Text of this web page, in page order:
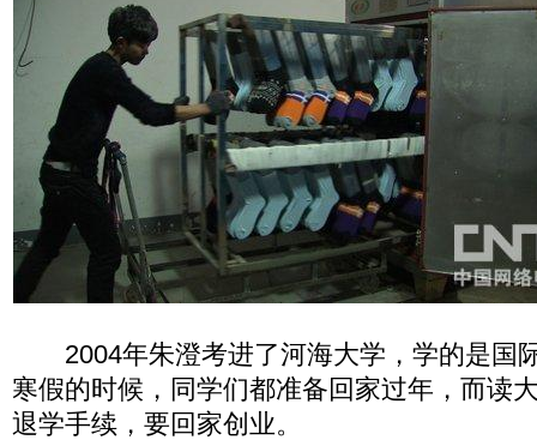
2004年朱澄考进了河海大学，学的是国
寒假的时候，同学们都准备回家过年，而读
退学手续，要回家创业。